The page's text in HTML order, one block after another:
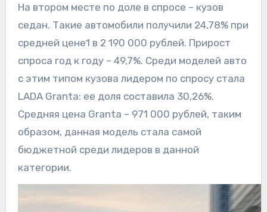
На втором месте по доле в спросе – кузов
седан. Такие автомобили получили 24,78% при
средней цене1 в 2 190 000 рублей. Прирост
спроса год к году – 49,7%. Среди моделей авто
с этим типом кузова лидером по спросу стала
LADA Granta: ее доля составила 30,26%.
Средняя цена Granta – 971 000 рублей, таким
образом, данная модель стала самой
бюджетной среди лидеров в данной
категории.